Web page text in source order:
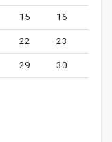
15 16
22 23
29 30